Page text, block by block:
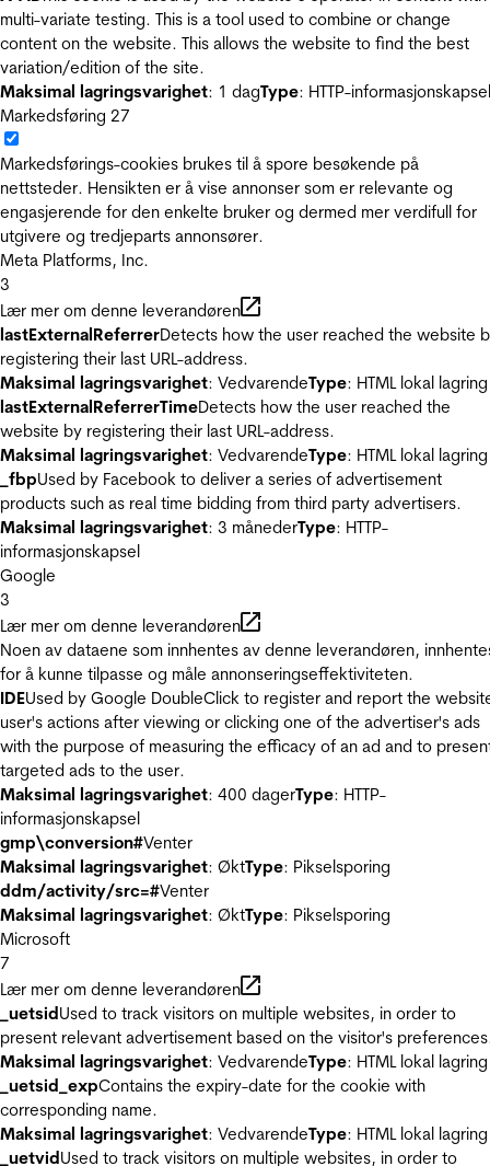
multi-variate testing. This is a tool used to combine or change
content on the website. This allows the website to find the best
variation/edition of the site.
Maksimal lagringsvarighet: 1 dagType: HTTP-informasjonskapsel
Markedsføring 27
Markedsførings-cookies brukes til å spore besøkende på
nettsteder. Hensikten er å vise annonser som er relevante og
engasjerende for den enkelte bruker og dermed mer verdifull for
utgivere og tredjeparts annonsører.
Meta Platforms, Inc.
3
Lær mer om denne leverandøren
lastExternalReferrerDetects how the user reached the website
registering their last URL-address.
Maksimal lagringsvarighet: VedvarendeType: HTML lokal lagring
lastExternalReferrerTimeDetects how the user reached the
website by registering their last URL-address.
Maksimal lagringsvarighet: VedvarendeType: HTML lokal lagring
_fbpUsed by Facebook to deliver a series of advertisement
products such as real time bidding from third party advertisers.
Maksimal lagringsvarighet: 3 månederType: HTTP-
informasjonskapsel
Google
3
Lær mer om denne leverandøren
Noen av dataene som innhentes av denne leverandøren,
for å kunne tilpasse og måle annonseringseffektiviteten.
IDEUsed by Google DoubleClick to register and report the
user's actions after viewing or clicking one of the advertiser's ads
with the purpose of measuring the efficacy of an ad and to
targeted ads to the user.
Maksimal lagringsvarighet: 400 dagerType: HTTP-
informasjonskapsel
gmp\conversion#Venter
Maksimal lagringsvarighet: ØktType: Pikselsporing
ddm/activity/src=#Venter
Maksimal lagringsvarighet: ØktType: Pikselsporing
Microsoft
7
Lær mer om denne leverandøren
_uetsidUsed to track visitors on multiple websites, in order to
present relevant advertisement based on the visitor's
Maksimal lagringsvarighet: VedvarendeType: HTML lokal lagring
_uetsid_expContains the expiry-date for the cookie with
corresponding name.
Maksimal lagringsvarighet: VedvarendeType: HTML lokal lagring
_uetvidUsed to track visitors on multiple websites, in order to